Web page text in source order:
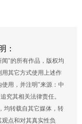
：
"的所有作品，版权均
其它方式使用上述作
用，并注明"来源：中
究其相关法律责任。
均转载自其它媒体，转
点和对其真实性负